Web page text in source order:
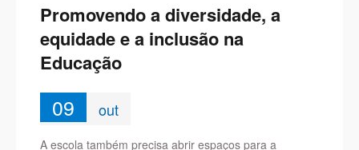
Promovendo a diversidade, a
equidade e a inclusão na
Educação
09 out
A escola também precisa abrir espaços para a